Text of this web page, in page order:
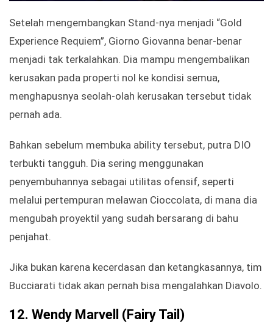
Setelah mengembangkan Stand-nya menjadi “Gold
Experience Requiem”, Giorno Giovanna benar-benar
menjadi tak terkalahkan. Dia mampu mengembalikan
kerusakan pada properti nol ke kondisi semua,
menghapusnya seolah-olah kerusakan tersebut tidak
pernah ada.
Bahkan sebelum membuka ability tersebut, putra DIO
terbukti tangguh. Dia sering menggunakan
penyembuhannya sebagai utilitas ofensif, seperti
melalui pertempuran melawan Cioccolata, di mana dia
mengubah proyektil yang sudah bersarang di bahu
penjahat.
Jika bukan karena kecerdasan dan ketangkasannya, tim
Bucciarati tidak akan pernah bisa mengalahkan Diavolo.
12. Wendy Marvell (Fairy Tail)